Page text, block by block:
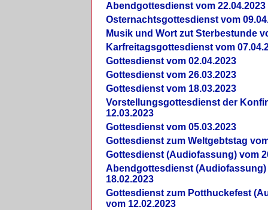
Abendgottesdienst vom 22.04.2023
Osternachtsgottesdienst vom
Musik und Wort zut Sterbestunde
Karfreitagsgottesdienst vom
Gottesdienst vom 02.04.2023
Gottesdienst vom 26.03.2023
Gottesdienst vom 18.03.2023
Vorstellungsgottesdienst der
12.03.2023
Gottesdienst vom 05.03.2023
Gottesdienst zum Weltgebtstag
Gottesdienst (Audiofassung) vom
Abendgottesdienst (Audiofassung)
18.02.2023
Gottesdienst zum Potthuckefest
vom 12.02.2023